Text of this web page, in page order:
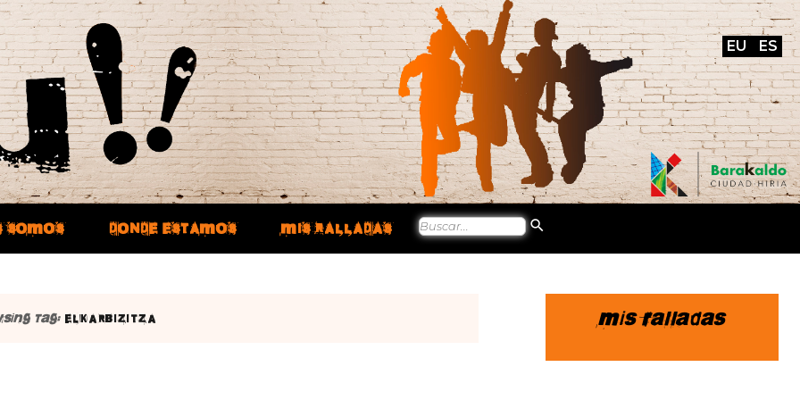
EU ES
SOMOS DONDE ESTAMOS MIS RALLADAS
Tag: ELKARBIZITZA Mis ralladas